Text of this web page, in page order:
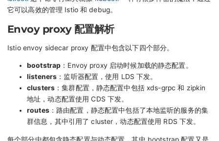
它可以高效的管理 Istio 和 debug。
Envoy proxy 配置解析
Istio envoy sidecar proxy 配置中包含以下四个部分。
bootstrap ：Envoy proxy 启动时候加载的静态配置。
listeners ：监听器配置，使用 LDS 下发。
clusters ：集群配置，静态配置中包括 xds-grpc 和 zipkin
地址，动态配置使用 CDS 下发。
routes：路由配置，静态配置中包括了本地监听的服务的集
群信息，其中引用了 cluster，动态配置使用 RDS 下发。